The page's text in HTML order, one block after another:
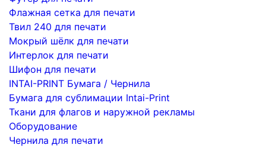
Флажная сетка для печати
Твил 240 для печати
Мокрый шёлк для печати
Интерлок для печати
Шифон для печати
INTAI-PRINT Бумага / Чернила
Бумага для сублимации Intai-Print
Ткани для флагов и наружной рекламы
Оборудование
Чернила для печати